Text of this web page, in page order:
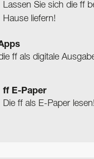
Lassen Sie sich die ff
Hause liefern!
ff als digitale
ff E-Paper
Die ff als E-Paper lesen!